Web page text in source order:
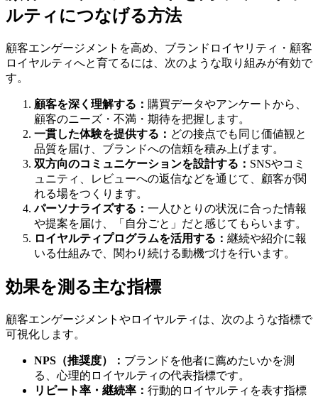
ルティにつなげる方法
顧客エンゲージメントを高め、ブランドロイヤリティ・顧客
ロイヤルティへと育てるには、次のような取り組みが有効で
す。
顧客を深く理解する： 購買データやアンケートから、
顧客のニーズ・不満・期待を把握します。
一貫した体験を提供する： どの接点でも同じ価値観と
品質を届け、ブランドへの信頼を積み上げます。
双方向のコミュニケーションを設計する： SNSやコミ
ュニティ、レビューへの返信などを通じて、顧客が関
れる場をつくります。
パーソナライズする： 一人ひとりの状況に合った情報
や提案を届け、「自分ごと」だと感じてもらいます。
ロイヤルティプログラムを活用する： 継続や紹介に報
いる仕組みで、関わり続ける動機づけを行います。
効果を測る主な指標
顧客エンゲージメントやロイヤルティは、次のような指標で
可視化します。
NPS（推奨度）： ブランドを他者に薦めたいかを測
る、心理的ロイヤルティの代表指標です。
リピート率・継続率： 行動的ロイヤルティを表す指標